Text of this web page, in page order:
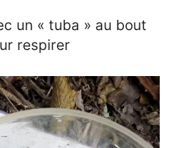
un « tuba » au bout
respirer